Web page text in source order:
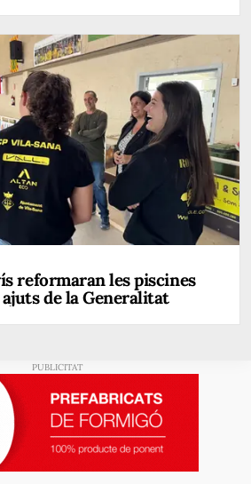
reformaran les piscines
de la Generalitat